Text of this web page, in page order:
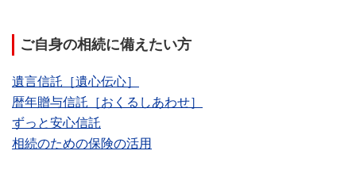
ご自身の相続に備えたい方
遺言信託［遺心伝心］
暦年贈与信託［おくるしあわせ］
ずっと安心信託
相続のための保険の活用